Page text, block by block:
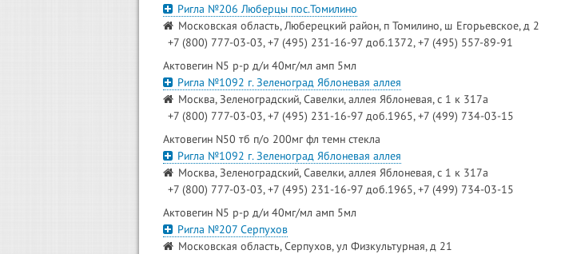
Ригла №206 Люберцы пос.Томилино
Московская область, Люберецкий район, п Томилино, ш Егорьевское, д 2
+7 (800) 777-03-03, +7 (495) 231-16-97 доб.1372, +7 (495) 557-89-91
Актовегин N5 р-р д/и 40мг/мл амп 5мл
Ригла №1092 г. Зеленоград Яблоневая аллея
Москва, Зеленоградский, Савелки, аллея Яблоневая, с 1 к 317а
+7 (800) 777-03-03, +7 (495) 231-16-97 доб.1965, +7 (499) 734-03-15
Актовегин N50 тб п/о 200мг фл темн стекла
Ригла №1092 г. Зеленоград Яблоневая аллея
Москва, Зеленоградский, Савелки, аллея Яблоневая, с 1 к 317а
+7 (800) 777-03-03, +7 (495) 231-16-97 доб.1965, +7 (499) 734-03-15
Актовегин N5 р-р д/и 40мг/мл амп 5мл
Ригла №207 Серпухов
Московская область, Серпухов, ул Физкультурная, д 21